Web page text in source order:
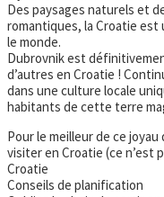
Des paysages naturels et
romantiques, la Croatie est
le monde.
Dubrovnik est
d’autres en Croatie !
dans une culture locale
habitants de cette terre
Pour le meilleur de ce joyau
visiter en Croatie (ce n’est
Croatie
Conseils de planification